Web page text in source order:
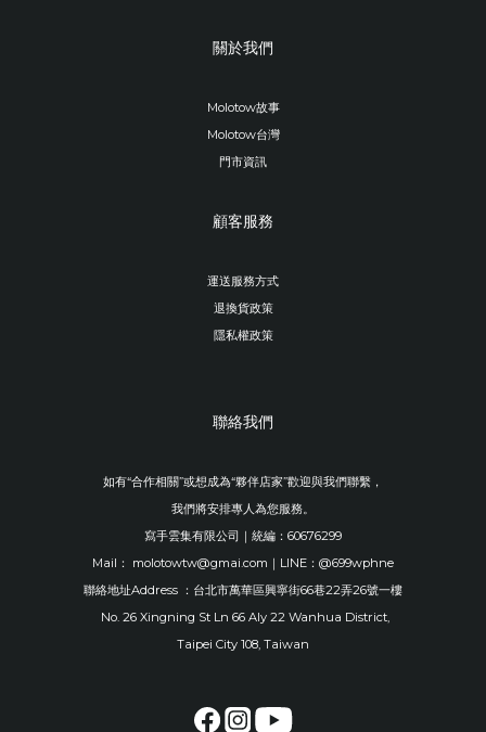
關於我們
Molotow故事
Molotow台灣
門市資訊
顧客服務
運送服務方式
退換貨政策
隱私權政策
聯絡我們
如有“合作相關”或想成為“夥伴店家”歡迎與我們聯繫，
我們將安排專人為您服務。
寫手雲集有限公司｜統編：60676299
Mail： molotowtw@gmai.com｜LINE：@699wphne
聯絡地址Address ：台北市萬華區興寧街66巷22弄26號一樓
No. 26 Xingning St Ln 66 Aly 22 Wanhua District,
Taipei City 108, Taiwan